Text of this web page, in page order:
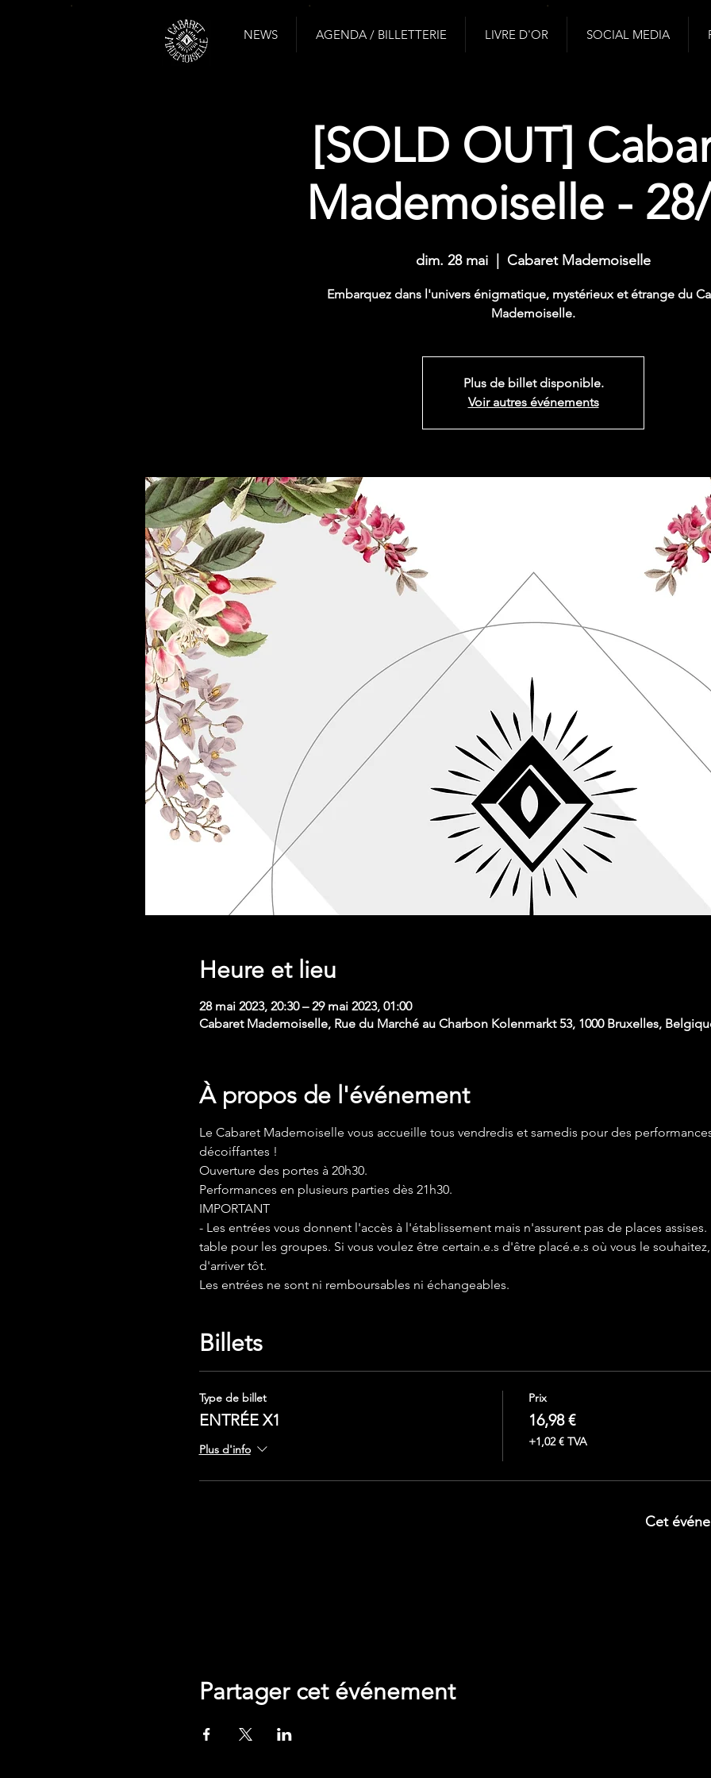
NEWS AGENDA / BILLETTERIE LIVRE D'OR SOCIAL MEDIA
[SOLD OUT]
Mademoiselle -
dim. 28 mai Cabaret Mademoiselle
Embarquez dans l'univers énigmatique, mystérieux et étrange du
Mademoiselle.
Plus de billet disponible.
Voir autres événements
Heure et lieu
28 mai 2023, 20:30 – 29 mai 2023, 01:00
Cabaret Mademoiselle, Rue du Marché au Charbon Kolenmarkt 53, 1000 Bruxelles,
À propos de l'événement
Le Cabaret Mademoiselle vous accueille tous vendredis et samedis pour des
décoiffantes !
Ouverture des portes à 20h30.
Performances en plusieurs parties dès 21h30.
IMPORTANT
- Les entrées vous donnent l'accès à l'établissement mais n'assurent pas de places
table pour les groupes. Si vous voulez être certain.e.s d'être placé.e.s où vous le
d'arriver tôt.
Les entrées ne sont ni remboursables ni échangeables.
Billets
Type de billet
ENTRÉE X1
Plus d'info
Prix
16,98 €
+1,02 € TVA
Cet
Partager cet événement